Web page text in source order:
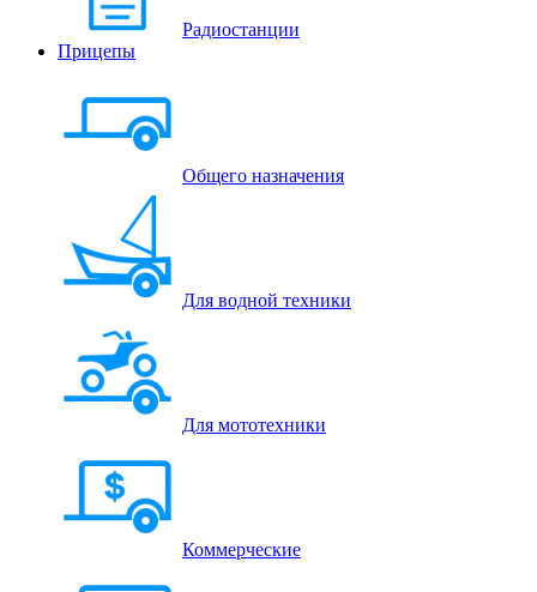
Радиостанции
Прицепы
Общего назначения
Для водной техники
Для мототехники
Коммерческие